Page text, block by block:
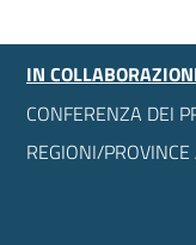
IN
CONFERENZA DEI
REGIONI/